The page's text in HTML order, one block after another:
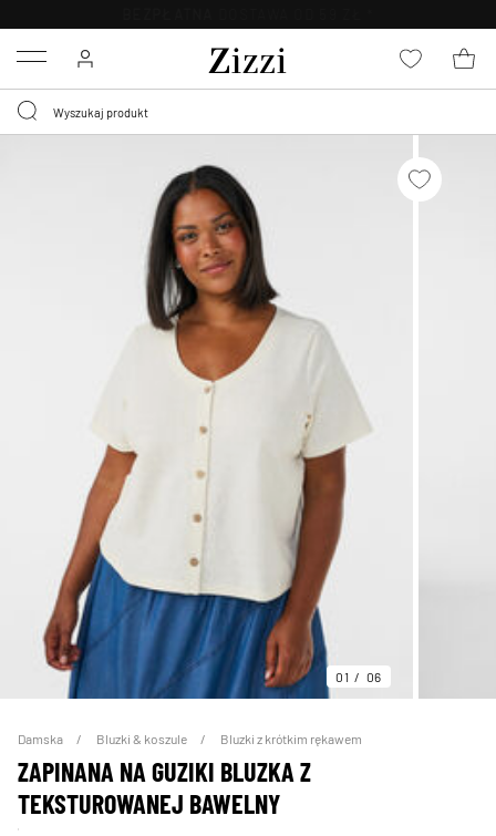
Menu
01 06
Damska Bluzki & koszule Bluzki z krótkim rękawem
ZAPINANA NA GUZIKI BLUZKA Z
TEKSTUROWANEJ BAWELNY